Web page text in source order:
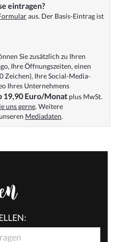
eintragen?
aus. Der Basis-Eintrag ist
Sie zusätzlich zu Ihren
Ihre Öffnungszeiten, einen
Zeichen), Ihre Social-Media-
Ihres Unternehmens
19,90 Euro/Monat plus MwSt.
uns gerne. Weitere
Mediadaten.